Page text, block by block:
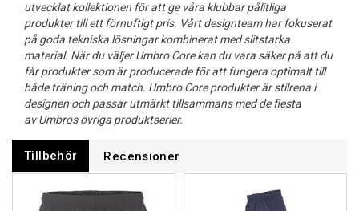
utvecklat kollektionen för att ge våra klubbar pålitliga
produkter till ett förnuftigt pris. Vårt designteam har fokuserat
på goda tekniska lösningar kombinerat med slitstarka
material. När du väljer Umbro Core kan du vara säker på att du
får produkter som är producerade för att fungera optimalt till
både träning och match. Umbro Core produkter är stilrena i
designen och passar utmärkt tillsammans med de flesta
av Umbros övriga produktserier.
Tillbehör Recensioner